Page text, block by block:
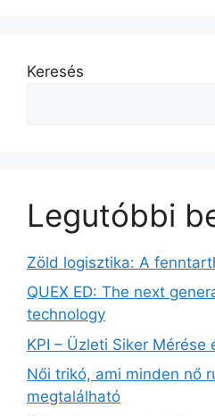
Keresés
Legutóbbi
Zöld logisztika: A
QUEX ED: The next
technology
KPI – Üzleti Siker Mérése
Női trikó, ami minden nő
megtalálható